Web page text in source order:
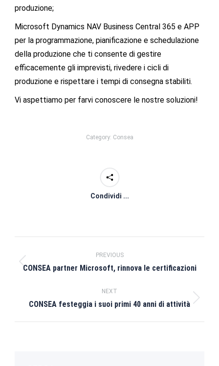
produzione;
Microsoft Dynamics NAV Business Central 365 e APP
per la programmazione, pianificazione e schedulazione
della produzione che ti consente di gestire
efficacemente gli imprevisti, rivedere i cicli di
produzione e rispettare i tempi di consegna stabiliti.
Vi aspettiamo per farvi conoscere le nostre soluzioni!
Category: Consea
Condividi ...
navigation
PREVIOUS
Previous
CONSEA partner Microsoft, rinnova le certificazioni
NEXT
Next
CONSEA festeggia i suoi primi 40 anni di attività